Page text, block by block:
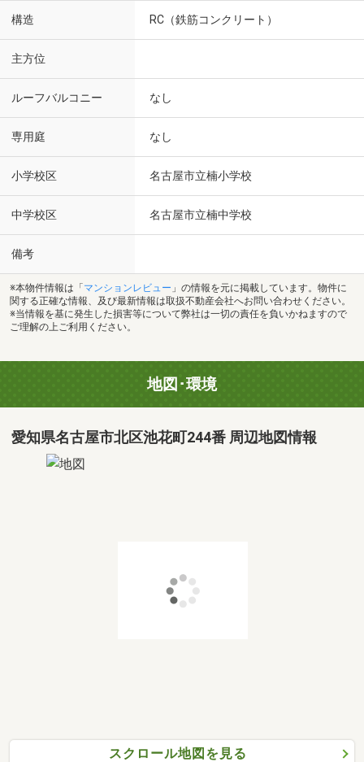
構造 RC（鉄筋コンクリート）
主方位
ルーフバルコニー なし
専用庭 なし
小学校区 名古屋市立楠小学校
中学校区 名古屋市立楠中学校
備考
※本物件情報は「 マンションレビュー 」の情報を元に掲載しています。物件に
関する正確な情報、及び最新情報は取扱不動産会社へお問い合わせください。
※当情報を基に発生した損害等について弊社は一切の責任を負いかねますので
ご理解の上ご利用ください。
地図･環境
愛知県名古屋市北区池花町244番 周辺地図情報
スクロール地図を見る